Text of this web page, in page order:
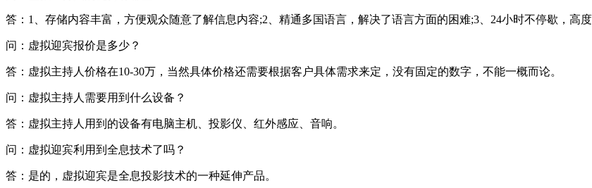
答：1、存储内容丰富，方便观众随意了解信息内容;2、精通多国语言，解决了语言方面的困难;3、24小时不停歇，高
问：虚拟迎宾报价是多少？
答：虚拟主持人价格在10-30万，当然具体价格还需要根据客户具体需求来定，没有固定的数字，不能一概而论。
问：虚拟主持人需要用到什么设备？
答：虚拟主持人用到的设备有电脑主机、投影仪、红外感应、音响。
问：虚拟迎宾利用到全息技术了吗？
答：是的，虚拟迎宾是全息投影技术的一种延伸产品。